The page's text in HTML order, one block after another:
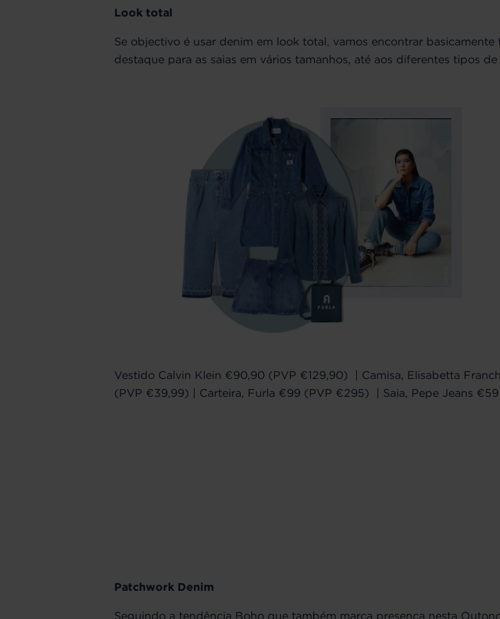
Look total
Se objectivo é usar denim em look total, vamos encontrar basicamente
destaque para as saias em vários tamanhos, até aos diferentes tipos de
Vestido Calvin Klein €90,90 (PVP €129,90) | Camisa, Elisabetta
(PVP €39,99) | Carteira, Furla €99 (PVP €295) | Saia, Pepe Jeans
Patchwork Denim
Seguindo a tendência Boho que também marca presença nesta